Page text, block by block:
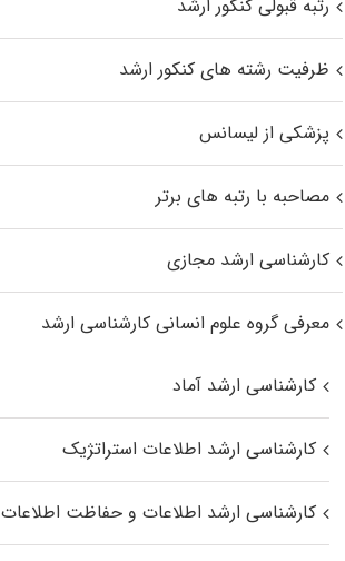
رتبه قبولی کنکور ارشد
ظرفیت رشته های کنکور ارشد
پزشکی از لیسانس
مصاحبه با رتبه های برتر
کارشناسی ارشد مجازی
معرفی گروه علوم انسانی کارشناسی ارشد
کارشناسی ارشد آماد
کارشناسی ارشد اطلاعات استراتژیک
کارشناسی ارشد اطلاعات و حفاظت اطلاعات